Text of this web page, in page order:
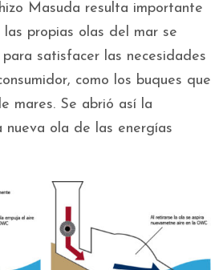
Masuda resulta importante
propias olas del mar se
satisfacer las necesidades
como los buques que
mares. Se abrió así la
nueva ola de las energías